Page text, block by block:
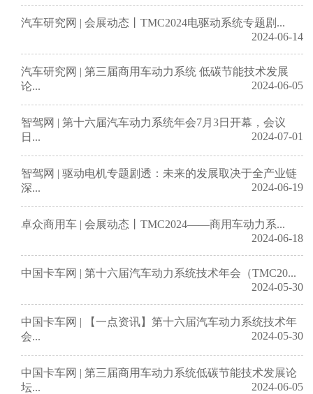
汽车研究网 | 会展动态丨TMC2024电驱动系统专题剧...
2024-06-14
汽车研究网 | 第三届商用车动力系统 低碳节能技术发展
论...
2024-06-05
智驾网 | 第十六届汽车动力系统年会7月3日开幕，会议
日...
2024-07-01
智驾网 | 驱动电机专题剧透：未来的发展取决于全产业链
深...
2024-06-19
卓众商用车 | 会展动态丨TMC2024——商用车动力系...
2024-06-18
中国卡车网 | 第十六届汽车动力系统技术年会（TMC20...
2024-05-30
中国卡车网 | 【一点资讯】第十六届汽车动力系统技术年
会...
2024-05-30
中国卡车网 | 第三届商用车动力系统低碳节能技术发展论
坛...
2024-06-05